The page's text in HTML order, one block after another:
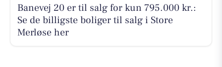
Banevej 20 er til salg for kun 795.000 kr.:
Se de billigste boliger til salg i Store
Merløse her